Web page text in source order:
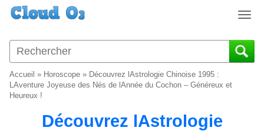
T
g
g
Accueil » Horoscope » Découvrez lAstrologie Chinoise 1995 :
LAventure Joyeuse des Nés de lAnnée du Cochon – Généreux et
Heureux !
Découvrez lAstrologie